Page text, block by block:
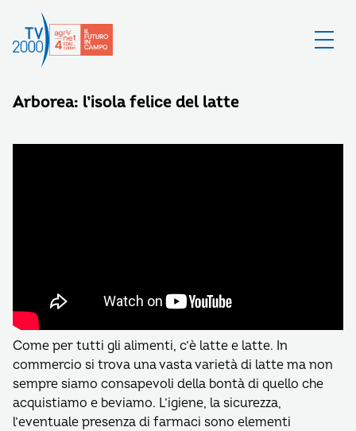
Arborea: l’isola felice del latte
Come per tutti gli alimenti, c’è latte e latte. In
commercio si trova una vasta varietà di latte ma non
sempre siamo consapevoli della bontà di quello che
acquistiamo e beviamo. L’igiene, la sicurezza,
l’eventuale presenza di farmaci sono elementi